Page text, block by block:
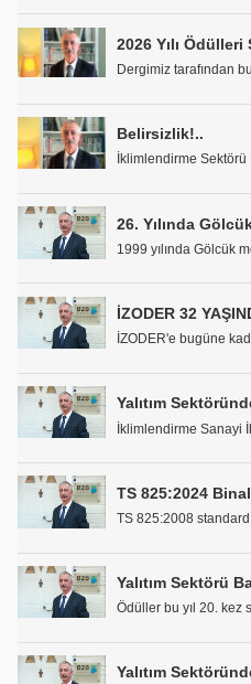
Dergimiz tarafından
Belirsizlik!..
İklimlendirme
İZODER 32
İZODER'e bugüne
Yalıtım
İklimlendirme Sanayi
Ödüller bu yıl 20. kez